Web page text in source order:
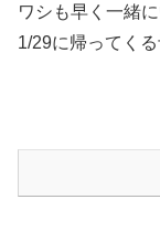
ワシも早く一緒に
1/29に帰ってくる